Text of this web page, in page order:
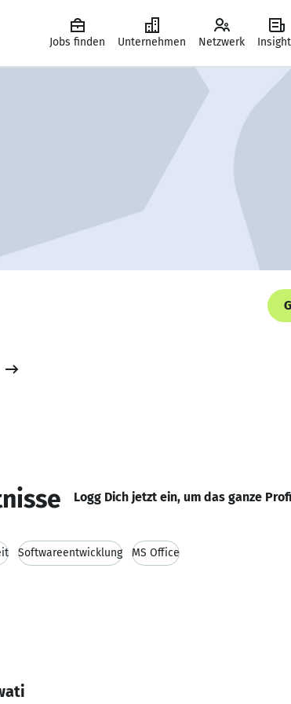
Jobs finden Unternehmen Netzwerk
Logg Dich jetzt ein, um das ganze
Softwareentwicklung MS Office